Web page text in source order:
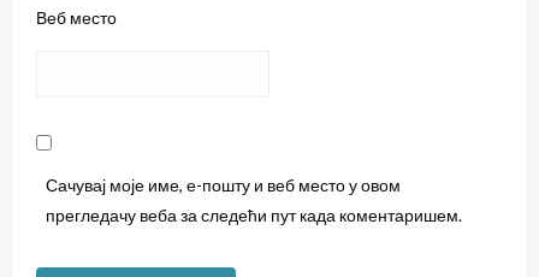
Веб место
Сачувај моје име, е-пошту и веб место у овом
прегледачу веба за следећи пут када коментаришем.